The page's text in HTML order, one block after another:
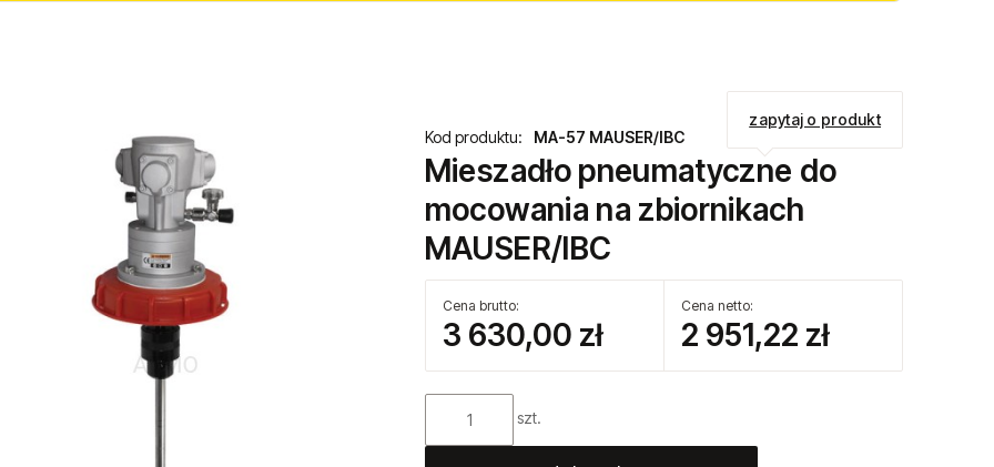
Mieszadło pneumatyczne do
mocowania na zbiornikach
MAUSER/IBC
Cena brutto:
3 630,00 zł
Cena netto:
2 951,22 zł
szt.
Kod produktu: MA-57 MAUSER/IBC
zapytaj o produkt